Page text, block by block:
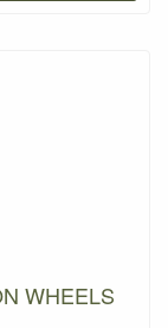
WHEELS